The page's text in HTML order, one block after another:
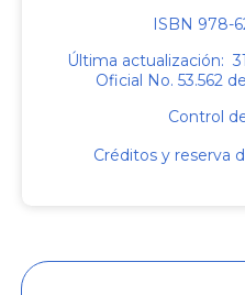
ISBN 978-
Última actualización:
Oficial No. 53.562
Control
Créditos y reserva